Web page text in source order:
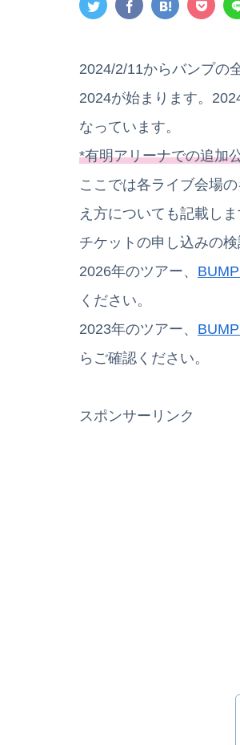
2024/2/11からバンプの
2024が始まります。
なっています。
*有明アリーナでの追加
ここでは各ライブ会場
え方についても記載しま
チケットの申し込みの
2026年のツアー、
ください。
2023年のツアー、
らご確認ください。
スポンサーリンク